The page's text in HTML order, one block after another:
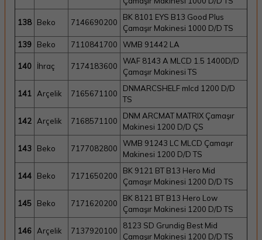
138 Beko 7146690200
BK 8101 EYS B13 Good Plus
Çamaşır Makinesi 1000 D/D TS
139
Beko 7110841700 WMB 91442 LA
140 İhraç 7174183600
WAF 8143 A MLCD 1.5 1400D/D
Çamaşır Makinesi TS
141 Arçelik 7165671100
DNMARCSHELF mlcd 1200 D/D
TS
142 Arçelik 7168571100
DNM ARCMAT MATRIX Çamaşır
Makinesi 1200 D/D ÇS
143 Beko 7177082800
WMB 91243 LC MLCD Çamaşır
Makinesi 1200 D/D TS
144 Beko 7171650200
BK 9121 BT B13 Hero Mid
Çamaşır Makinesi 1200 D/D TS
145 Beko 7171620200
BK 8121 BT B13 Hero Low
Çamaşır Makinesi 1200 D/D TS
146 Arçelik 7137920100
8123 SD Grundig Best Mid
Çamaşır Makinesi 1200 D/D TS